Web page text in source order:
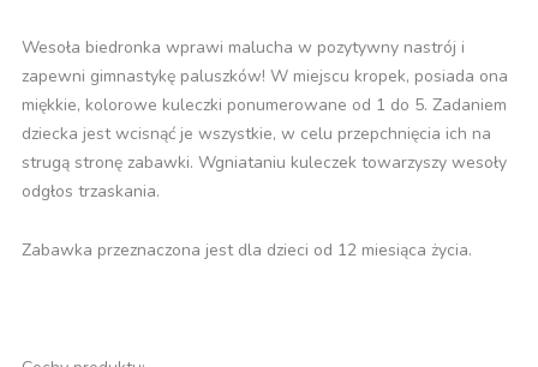
Wesoła biedronka wprawi malucha w pozytywny nastrój i
zapewni gimnastykę paluszków! W miejscu kropek, posiada ona
miękkie, kolorowe kuleczki ponumerowane od 1 do 5. Zadaniem
dziecka jest wcisnąć je wszystkie, w celu przepchnięcia ich na
strugą stronę zabawki. Wgniataniu kuleczek towarzyszy wesoły
odgłos trzaskania.
Zabawka przeznaczona jest dla dzieci od 12 miesiąca życia.